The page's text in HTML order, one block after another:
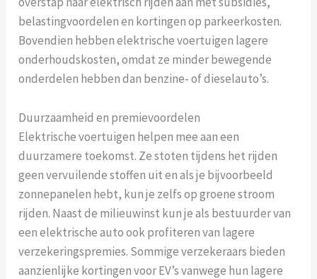
belastingvoordelen en kortingen op parkeerkosten.
Bovendien hebben elektrische voertuigen lagere
onderhoudskosten, omdat ze minder bewegende
onderdelen hebben dan benzine- of dieselauto’s.
Duurzaamheid en premievoordelen
Elektrische voertuigen helpen mee aan een
duurzamere toekomst. Ze stoten tijdens het rijden
geen vervuilende stoffen uit en als je bijvoorbeeld
zonnepanelen hebt, kun je zelfs op groene stroom
rijden. Naast de milieuwinst kun je als bestuurder van
een elektrische auto ook profiteren van lagere
verzekeringspremies. Sommige verzekeraars bieden
aanzienlijke kortingen voor EV’s vanwege hun lagere